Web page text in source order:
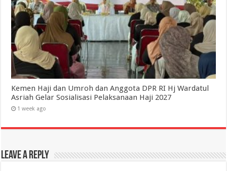
Kemen Haji dan Umroh dan Anggota DPR RI Hj Wardatul
Asriah Gelar Sosialisasi Pelaksanaan Haji 2027
1 week ago
Leave a Reply